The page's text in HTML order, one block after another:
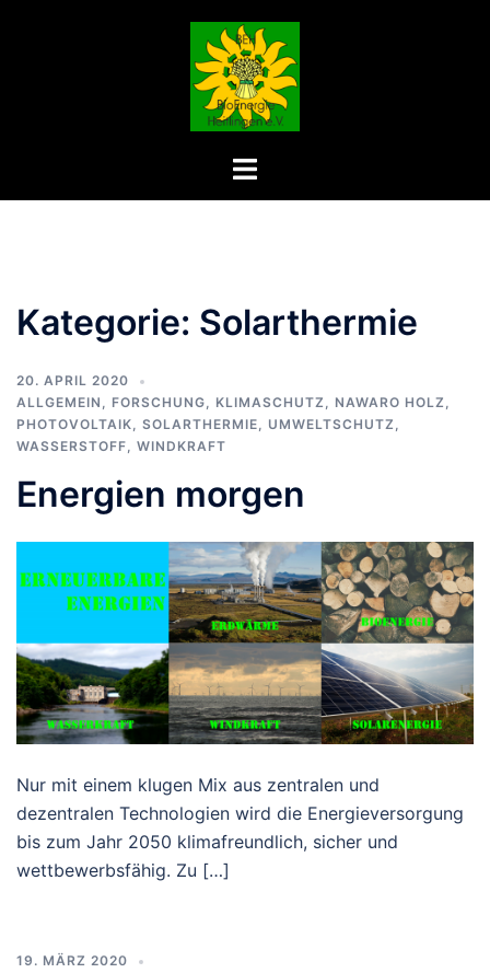
Menü
Kategorie: Solarthermie
20. APRIL 2020
ALLGEMEIN , FORSCHUNG, KLIMASCHUTZ , NAWARO HOLZ ,
PHOTOVOLTAIK, SOLARTHERMIE, UMWELTSCHUTZ ,
WASSERSTOFF, WINDKRAFT
Energien morgen
Nur mit einem klugen Mix aus zentralen und
dezentralen Technologien wird die Energieversorgung
bis zum Jahr 2050 klimafreundlich, sicher und
wettbewerbsfähig. Zu […]
19. MÄRZ 2020